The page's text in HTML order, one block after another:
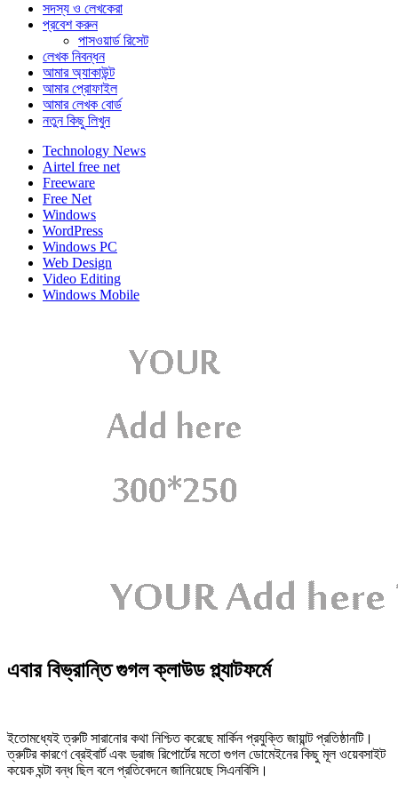
সদস্য ও লেখকেরা
প্রবেশ করুন
পাসওয়ার্ড রিসেট
লেখক নিবন্ধন
আমার অ্যাকাউন্ট
আমার প্রোফাইল
আমার লেখক বোর্ড
নতুন কিছু লিখুন
Technology News
Airtel free net
Freeware
Free Net
Windows
WordPress
Windows PC
Web Design
Video Editing
Windows Mobile
এবার বিভ্রান্তি গুগল ক্লাউড প্ল্যাটফর্মে
ইতোমধ্যেই ত্রুটি সারানোর কথা নিশ্চিত করেছে মার্কিন প্রযুক্তি জায়ান্ট প্রতিষ্ঠানটি।
ত্রুটির কারণে ব্রেইবার্ট এবং ড্রাজ রিপোর্টের মতো গুগল ডোমেইনের কিছু মূল ওয়েবসাইট
কয়েক ঘন্টা বন্ধ ছিল বলে প্রতিবেদনে জানিয়েছে সিএনবিসি।